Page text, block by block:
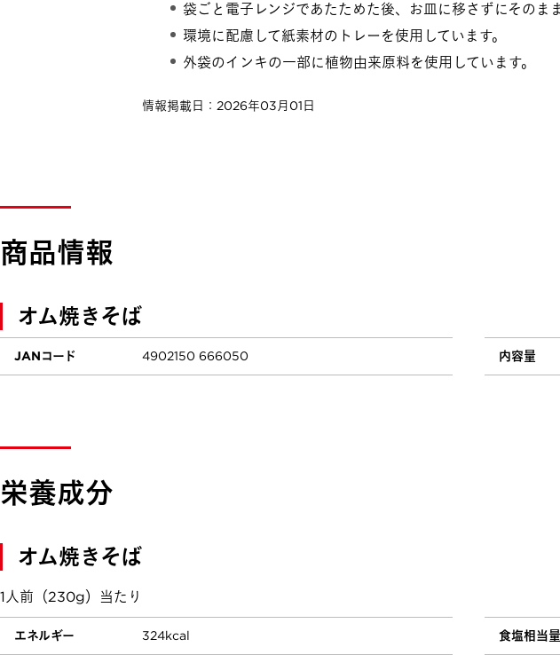
袋ごと電子レンジであたためた後、お皿に移さずにそのま
環境に配慮して紙素材のトレーを使用しています。
外袋のインキの一部に植物由来原料を使用しています。
情報掲載日：2026年03月01日
商品情報
オム焼きそば
JANコード 4902150 666050 内容量
栄養成分
オム焼きそば
1人前（230g）当たり
エネルギー 324kcal 食塩相当量